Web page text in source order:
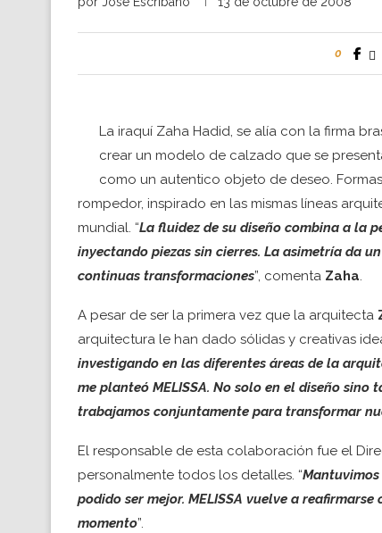
0
La iraquí Zaha Hadid, se alía con la firma
crear un modelo de calzado que se
como un autentico objeto de deseo.
rompedor, inspirado en las mismas líneas
mundial. “La fluidez de su diseño combina a la
inyectando piezas sin cierres. La asimetría da
continuas transformaciones”, comenta Zaha.
A pesar de ser la primera vez que la arquitecta
arquitectura le han dado sólidas y creativas
investigando en las diferentes áreas de la
me planteó MELISSA. No solo en el diseño
trabajamos conjuntamente para transformar
El responsable de esta colaboración fue el
personalmente todos los detalles. “
podido ser mejor. MELISSA vuelve a
momento”.